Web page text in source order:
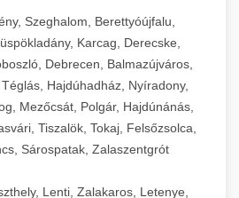
Szeghalom, Berettyóújfalu,
Karcag, Derecske,
Debrecen, Balmazújváros,
Hajdúhadház, Nyíradony,
Mezőcsát, Polgár, Hajdúnánás,
Tiszalök, Tokaj, Felsőzsolca,
Sárospatak, Zalaszentgrót
Lenti, Zalakaros, Letenye,